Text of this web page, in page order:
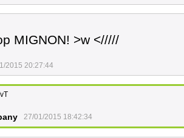
MIGNON! >w </////
2015 20:27:44
27/01/2015 18:42:34